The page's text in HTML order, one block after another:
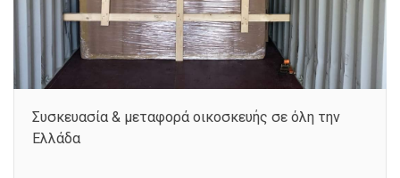
Συσκευασία & μεταφορά οικοσκευής σε όλη την
Ελλάδα